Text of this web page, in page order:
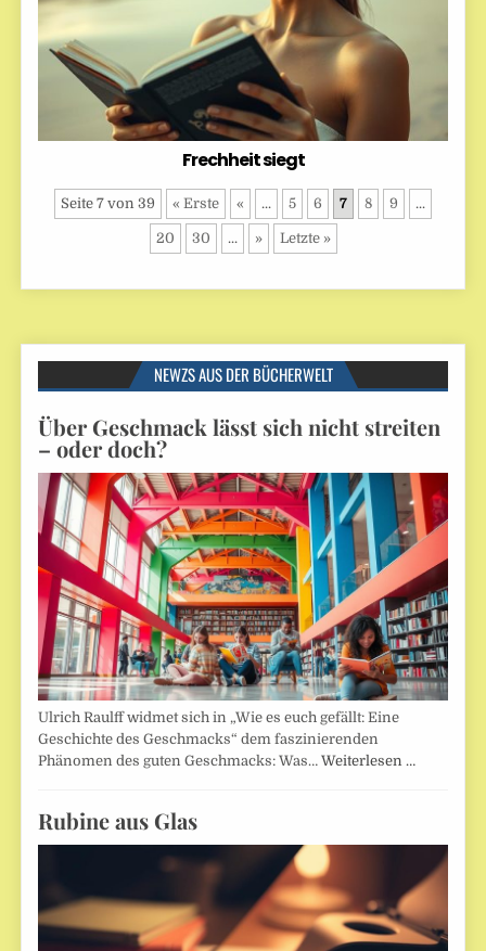
Frechheit siegt
Seite 7 von 39 « Erste « ... 5 6 7 8 9 ...
20 30 ... » Letzte »
NEWZS AUS DER BÜCHERWELT
Über Geschmack lässt sich nicht streiten
– oder doch?
Ulrich Raulff widmet sich in „Wie es euch gefällt: Eine
Geschichte des Geschmacks“ dem faszinierenden
Phänomen des guten Geschmacks: Was…Weiterlesen …
Rubine aus Glas